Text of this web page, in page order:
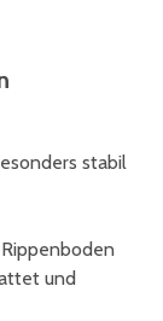
stabil
und